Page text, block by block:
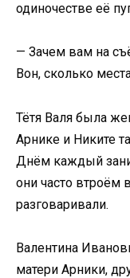
одиночестве её
— Зачем вам на
Вон, сколько
Тётя Валя была
Арнике и Никите
Днём каждый
они часто втроём
разговаривали.
Валентина
матери Арники,